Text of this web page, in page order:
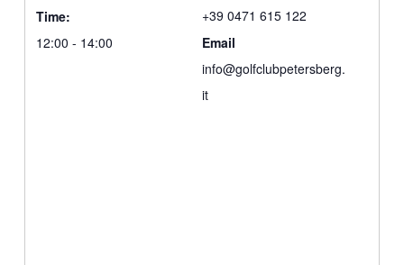
Time:
12:00 - 14:00
+39 0471 615 122
Email
info@golfclubpetersberg.
it